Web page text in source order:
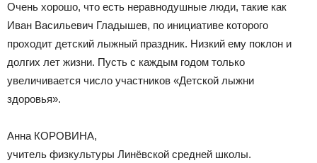
Очень хорошо, что есть неравнодушные люди, такие как
Иван Васильевич Гладышев, по инициативе которого
проходит детский лыжный праздник. Низкий ему поклон и
долгих лет жизни. Пусть с каждым годом только
увеличивается число участников «Детской лыжни
здоровья».
Анна КОРОВИНА,
учитель физкультуры Линёвской средней школы.